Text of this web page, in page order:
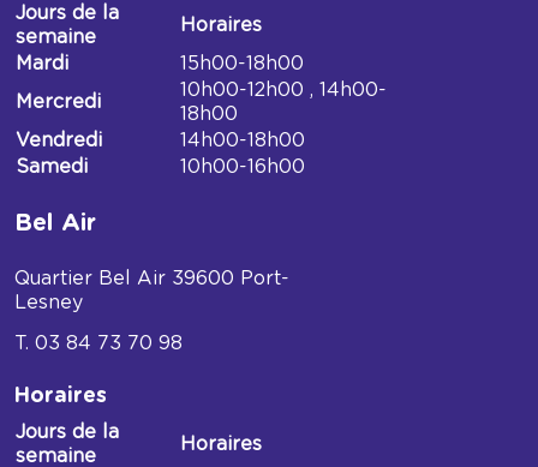
Horaires
de
Mont-
sous-
Jours de la
semaine
Horaires
Mardi
15h00-18h00
Mercredi
10h00-12h00 , 14h00-
18h00
Vendredi
14h00-18h00
Samedi
10h00-16h00
Bel Air
Quartier Bel Air 39600 Port-
Lesney
03 84 73 70 98
Horaires
Jours de la
semaine
Horaires